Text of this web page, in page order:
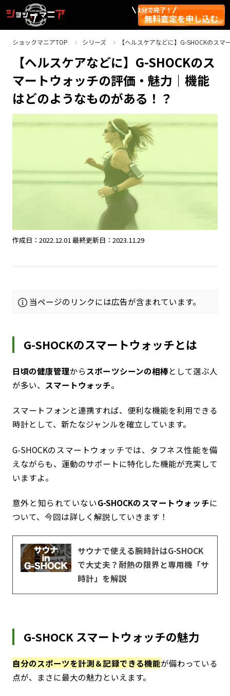
1分で完了！
無料査定を申し込む
ショックマニアTOP シリーズ 【ヘルスケアなどに】G-SHOCKのス
【ヘルスケアなどに】G-SHOCKのス
マートウォッチの評価・魅力｜機能
はどのようなものがある！？
作成日：2022.12.01最終更新日：2023.11.29
当ページのリンクには広告が含まれています。
G-SHOCKのスマートウォッチとは
日頃の健康管理からスポーツシーンの相棒として選ぶ人
が多い、 スマートウォッチ。
スマートフォンと連携すれば、便利な機能を利用できる
時計として、新たなジャンルを確立しています。
G-SHOCKのスマートウォッチでは、タフネス性能を備
えながらも、運動のサポートに特化した機能が充実して
いますよ。
意外と知られていないG-SHOCKのスマートウォッチに
ついて、今回は詳しく解説していきます！
サウナで使える腕時計はG-SHOCK
で大丈夫？耐熱の限界と専用機「サ
時計」を解説
G-SHOCK スマートウォッチの魅力
自分のスポーツを計測＆記録できる機能が備わっている
点が、まさに最大の魅力といえます。